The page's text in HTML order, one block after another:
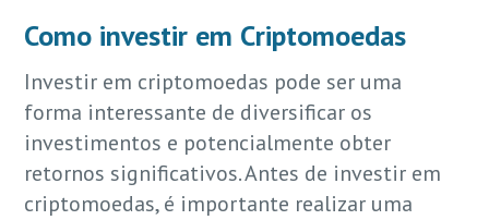
Como investir em Criptomoedas
Investir em criptomoedas pode ser uma
forma interessante de diversificar os
investimentos e potencialmente obter
retornos significativos. Antes de investir em
criptomoedas, é importante realizar uma